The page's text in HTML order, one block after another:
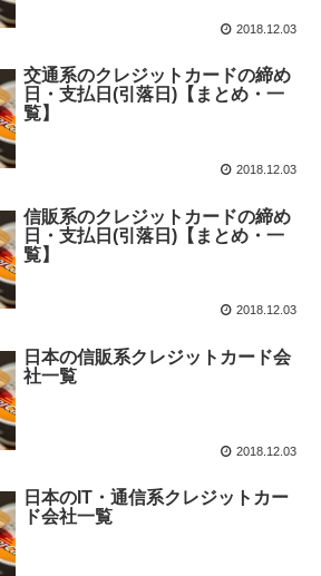
2018.12.03
交通系のクレジットカードの締め
日・支払日(引落日)【まとめ・一
覧】
2018.12.03
信販系のクレジットカードの締め
日・支払日(引落日)【まとめ・一
覧】
2018.12.03
日本の信販系クレジットカード会
社一覧
2018.12.03
日本のIT・通信系クレジットカー
ド会社一覧